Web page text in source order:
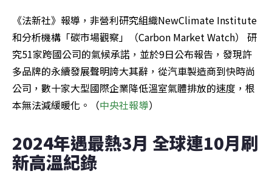
《法新社》報導，非營利研究組織NewClimate Institute
和分析機構「碳市場觀察」（Carbon Market Watch） 研
究51家跨國公司的氣候承諾，並於9日公布報告，發現許
多品牌的永續發展聲明誇大其辭，從汽車製造商到快時尚
公司，數十家大型國際企業降低溫室氣體排放的速度，根
本無法減緩暖化。（中央社報導）
2024年遇最熱3月 全球連10月刷
新高溫紀錄